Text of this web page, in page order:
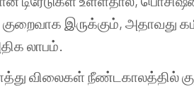
குறைவாக இருக்கும், அதாவது
லாபம்.
விலைகள் நீண்டகாலத்தில்